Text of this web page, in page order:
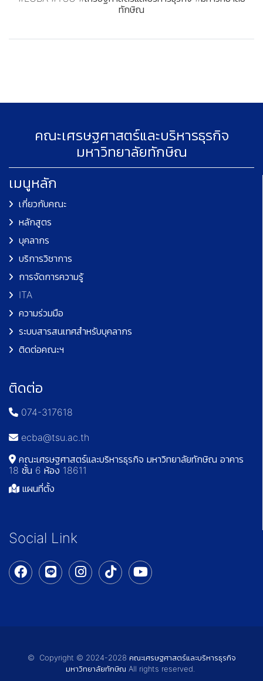
ทักษิณ
คณะเศรษฐศาสตร์และบริหารธุรกิจ
มหาวิทยาลัยทักษิณ
เมนูหลัก
เกี่ยวกับคณะ
หลักสูตร
บุคลากร
บริการวิชาการ
การจัดการความรู้
ITA
ความร่วมมือ
ระบบสารสนเทศสำหรับบุคลากร
ติดต่อคณะฯ
ติดต่อ
074-317618
ecba@tsu.ac.th
คณะเศรษฐศาสตร์และบริหารธุรกิจ มหาวิทยาลัยทักษิณ อาคาร
18 ชั้น 6 ห้อง 18611
แผนที่ตั้ง
Social Link
© Copyright © 2024-2028 คณะเศรษฐศาสตร์และบริหารธุรกิจ
มหาวิทยาลัยทักษิณ All rights reserved.